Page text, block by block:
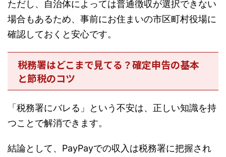
ただし、自治体によっては普通徴収が選択できない
場合もあるため、事前にお住まいの市区町村役場に
確認しておくと安心です。
税務署はどこまで見てる？確定申告の基本
と節税のコツ
「税務署にバレる」という不安は、正しい知識を持
つことで解消できます。
結論として、PayPayでの収入は税務署に把握され